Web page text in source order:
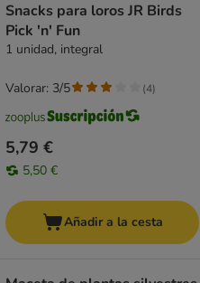
Snacks para loros JR Birds
Pick 'n' Fun
1 unidad, integral
5,79 €
5,50 €
Valorar: 3/5 (4)
Añadir a la cesta